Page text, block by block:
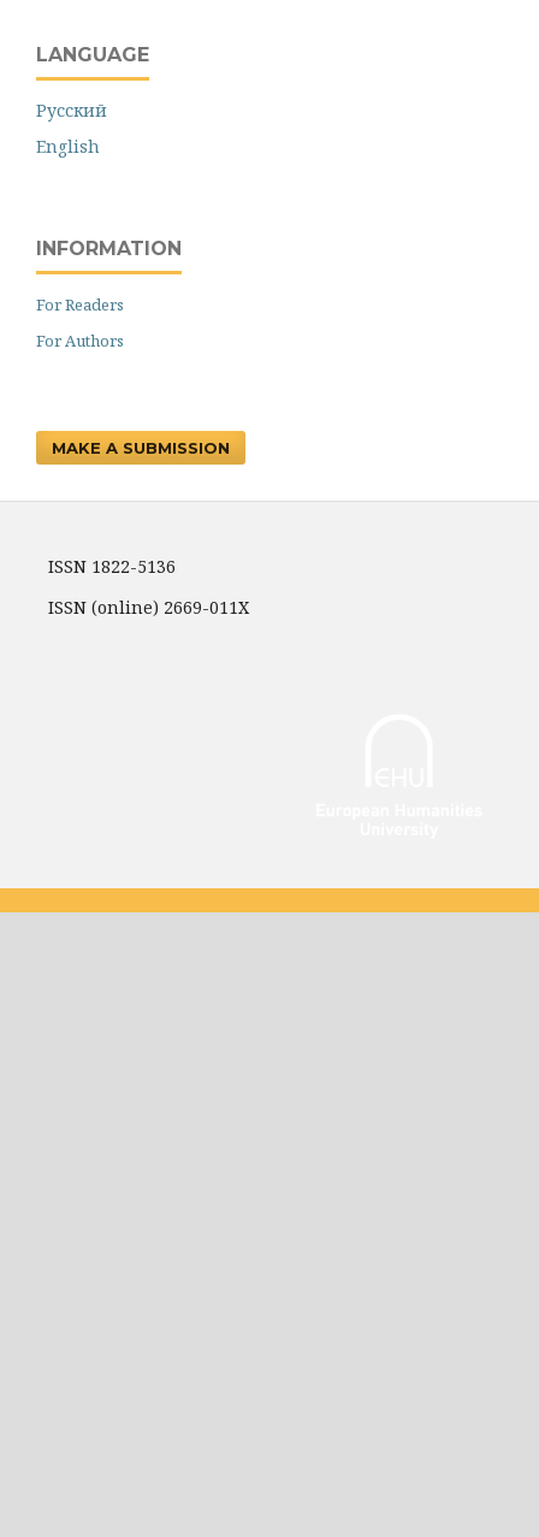
LANGUAGE
Русский
English
INFORMATION
For Readers
For Authors
MAKE A SUBMISSION
ISSN 1822-5136
ISSN (online) 2669-011X